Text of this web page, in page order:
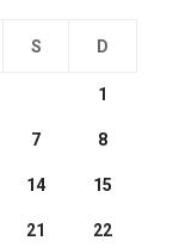
S D
1
7 8
14 15
21 22